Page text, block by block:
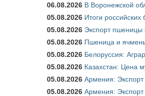
06.08.2026 В Воронежской
05.08.2026 Итоги
05.08.2026 Экспорт пшеницы
05.08.2026 Пшеница и
05.08.2026 Белоруссия:
05.08.2026 Казахстан: Цена
05.08.2026 Армения:
05.08.2026 Армения: